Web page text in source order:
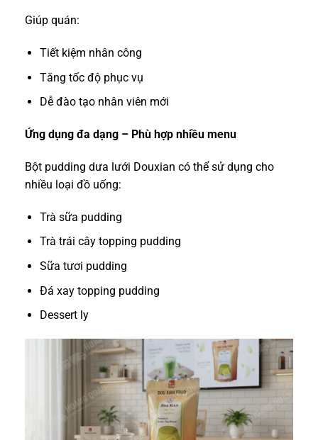
Giúp quán:
Tiết kiệm nhân công
Tăng tốc độ phục vụ
Dễ đào tạo nhân viên mới
Ứng dụng đa dạng – Phù hợp nhiều menu
Bột pudding dưa lưới Douxian có thể sử dụng cho
nhiều loại đồ uống:
Trà sữa pudding
Trà trái cây topping pudding
Sữa tươi pudding
Đá xay topping pudding
Dessert ly